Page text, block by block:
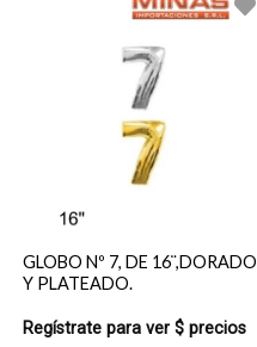
GLOBO Nº 7, DE 16¨,DORADO
Y PLATEADO.
Regístrate para ver $ precios